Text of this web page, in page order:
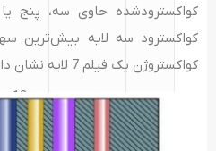
5
همه
منظوره
12–
40μm
کواکسترودشده حاوی سه، پنج
کواکستروژن یک فیلم 7 لایه نشان داده شده است.